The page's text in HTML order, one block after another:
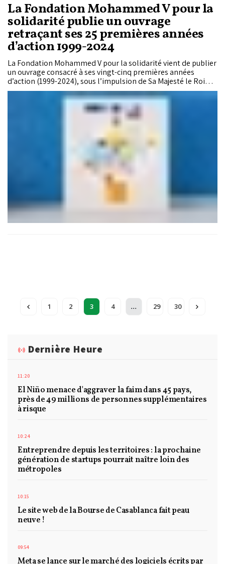
La Fondation Mohammed V pour la
solidarité publie un ouvrage
retraçant ses 25 premières années
d’action 1999-2024
La Fondation Mohammed V pour la solidarité vient de publier
un ouvrage consacré à ses vingt-cinq premières années
d’action (1999-2024), sous l’impulsion de Sa Majesté le Roi
Mohammed VI.
1 2 3 4 ... 29 30
Dernière Heure
11:20
El Niño menace d'aggraver la faim dans 45 pays,
près de 49 millions de personnes supplémentaires
à risque
10:24
Entreprendre depuis les territoires : la prochaine
génération de startups pourrait naître loin des
métropoles
10:15
Le site web de la Bourse de Casablanca fait peau
neuve !
09:54
Meta se lance sur le marché des logiciels écrits par